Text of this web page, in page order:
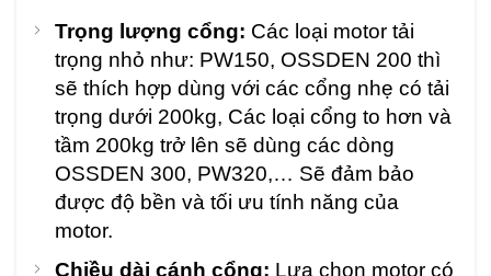
Trọng lượng cổng: Các loại motor tải
trọng nhỏ như: PW150, OSSDEN 200 thì
sẽ thích hợp dùng với các cổng nhẹ có tải
trọng dưới 200kg, Các loại cổng to hơn và
tầm 200kg trở lên sẽ dùng các dòng
OSSDEN 300, PW320,… Sẽ đảm bảo
được độ bền và tối ưu tính năng của
motor.
Chiều dài cánh cổng: Lựa chọn motor có